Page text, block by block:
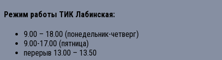
Режим работы ТИК Лабинская:
9.00 – 18.00 (понедельник-четверг)
9.00-17.00 (пятница)
перерыв 13.00 – 13.50